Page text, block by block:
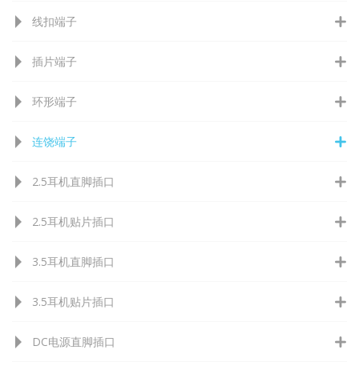
线扣端子
插片端子
环形端子
连饶端子
2.5耳机直脚插口
2.5耳机贴片插口
3.5耳机直脚插口
3.5耳机贴片插口
DC电源直脚插口